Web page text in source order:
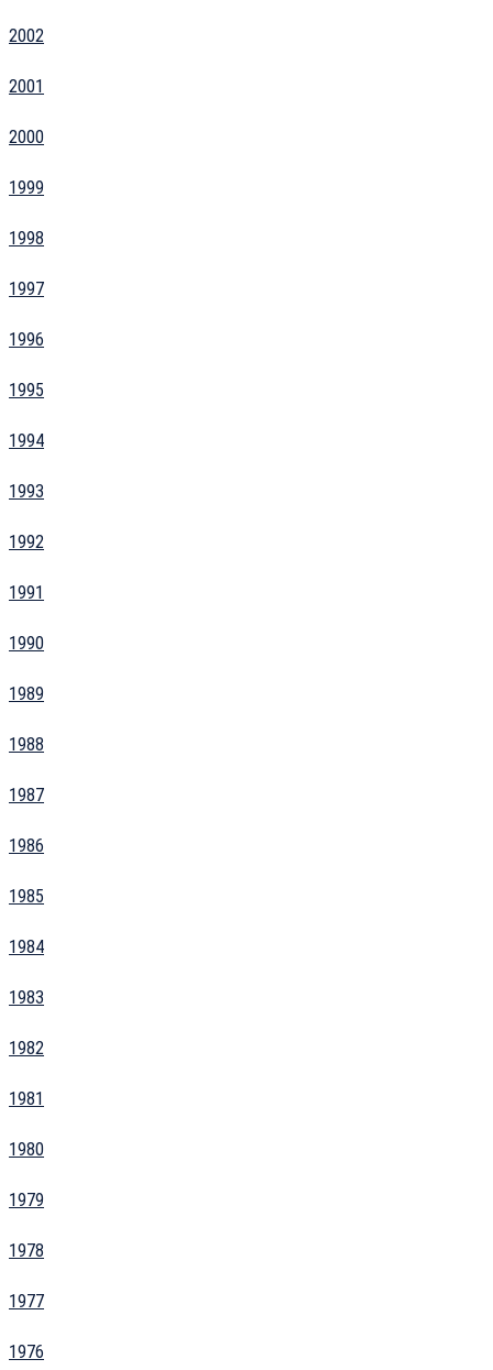
2002
2001
2000
1999
1998
1997
1996
1995
1994
1993
1992
1991
1990
1989
1988
1987
1986
1985
1984
1983
1982
1981
1980
1979
1978
1977
1976